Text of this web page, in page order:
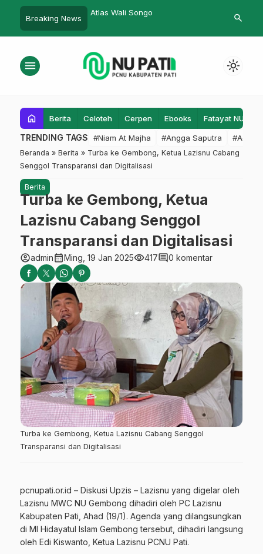
Breaking News
Atlas Wali Songo
Aryadi
search
menu light_mode
home Berita Celoteh Cerpen Ebooks Fatayat NU
TRENDING TAGS #Niam At Majha #Angga Saputra #Admin
Beranda » Berita » Turba ke Gembong, Ketua Lazisnu Cabang
Senggol Transparansi dan Digitalisasi
Berita
Turba ke Gembong, Ketua
Lazisnu Cabang Senggol
Transparansi dan Digitalisasi
account_circleadmincalendar_monthMing, 19 Jan 2025visibility417comment0 komentar
Turba ke Gembong, Ketua Lazisnu Cabang Senggol
Transparansi dan Digitalisasi
pcnupati.or.id – Diskusi Upzis – Lazisnu yang digelar oleh
Lazisnu MWC NU Gembong dihadiri oleh PC Lazisnu
Kabupaten Pati, Ahad (19/1). Agenda yang dilangsungkan
di MI Hidayatul Islam Gembong tersebut, dihadiri langsung
oleh Edi Kiswanto, Ketua Lazisnu PCNU Pati.